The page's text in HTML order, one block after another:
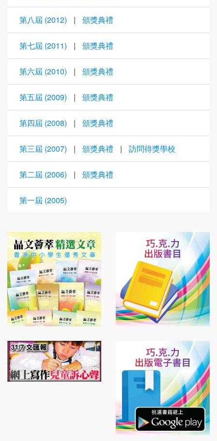
第八屆 (2012) | 頒獎典禮
第七屆 (2011) | 頒獎典禮
第六屆 (2010) | 頒獎典禮
第五屆 (2009) | 頒獎典禮
第四屆 (2008) | 頒獎典禮
第三屆 (2007) | 頒獎典禮 | 訪問得獎學校
第二屆 (2006) | 頒獎典禮
第一屆 (2005)